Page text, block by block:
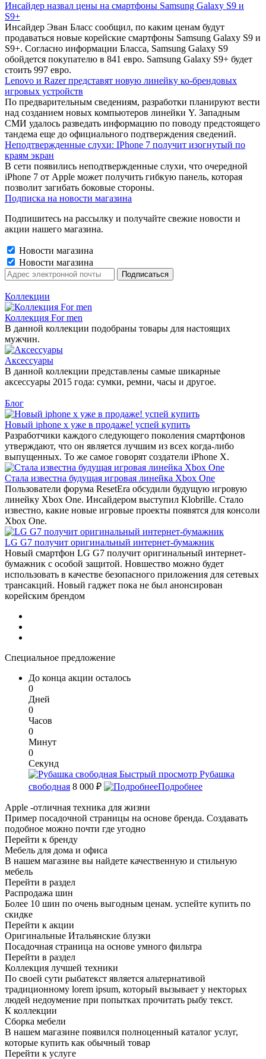
Инсайдер назвал цены на смартфоны Samsung Galaxy S9 и
S9+
Инсайдер Эван Бласс сообщил, по каким ценам будут
продаваться новые корейские смартфоны Samsung Galaxy S9 и
S9+. Согласно информации Бласса, Samsung Galaxy S9
обойдется покупателю в 841 евро. Samsung Galaxy S9+ будет
стоить 997 евро.
Lenovo и Razer представят новую линейку ко-брендовых
игровых устройств
По предварительным сведениям, разработки планируют вести
над созданием новых компьютеров линейки Y. Западным
СМИ удалось разведать информацию по поводу предстоящего
тандема еще до официального подтверждения сведений.
Неподтвержденные слухи: IPhone 7 получит изогнутый по
краям экран
В сети появились неподтвержденные слухи, что очередной
iPhone 7 от Apple может получить гибкую панель, которая
позволит загибать боковые стороны.
Подписка на новости магазина
Подпишитесь на рассылку и получайте свежие новости и
акции нашего магазина.
Новости магазина
Новости магазина
Коллекции
Коллекция For men
В данной коллекции подобраны товары для настоящих
мужчин.
Аксессуары
В данной коллекции представлены самые шикарные
аксессуары 2015 года: сумки, ремни, часы и другое.
Блог
Новый iphone x уже в продаже! успей купить
Разработчики каждого следующего поколения смартфонов
утверждают, что он является лучшим из всех когда-либо
выпущенных. То же самое говорят создатели iPhone X.
Стала известна будущая игровая линейка Xbox One
Пользователи форума ResetEra обсудили будущую игровую
линейку Xbox One. Инсайдером выступил Klobrille. Стало
известно, какие новые игровые проекты появятся для консоли
Xbox One.
LG G7 получит оригинальный интернет-бумажник
Новый смартфон LG G7 получит оригинальный интернет-
бумажник с особой защитой. Новшество можно будет
использовать в качестве безопасного приложения для сетевых
трансакций. Новый гаджет пока не был анонсирован
корейским брендом
Специальное предложение
До конца акции осталось
0
Дней
0
Часов
0
Минут
0
Секунд
Быстрый просмотр Рубашка
свободная 8 000 ₽ Подробнее
Apple -отличная техника для жизни
Пример посадочной страницы на основе бренда. Создавать
подобное можно почти где угодно
Перейти к бренду
Мебель для дома и офиса
В нашем магазине вы найдете качественную и стильную
мебель
Перейти в раздел
Распродажа шин
Более 10 шин по очень выгодным ценам. успейте купить по
скидке
Перейти к акции
Оригинальные Итальянские блузки
Посадочная страница на основе умного фильтра
Перейти в раздел
Коллекция лучшей техники
По своей сути рыбатекст является альтернативой
традиционному lorem ipsum, который вызывает у некторых
людей недоумение при попытках прочитать рыбу текст.
К коллекции
Сборка мебели
В нашем магазине появился полноценный каталог услуг,
которые купить как обычный товар
Перейти к услуге